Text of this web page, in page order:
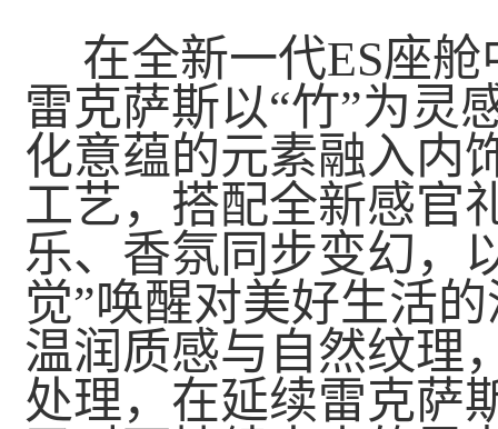
在全新一代ES座
雷克萨斯以“竹”为灵
化意蕴的元素融入内
工艺，搭配全新感官
乐、香氛同步变幻，
觉”唤醒对美好生活
温润质感与自然纹理
处理，在延续雷克萨